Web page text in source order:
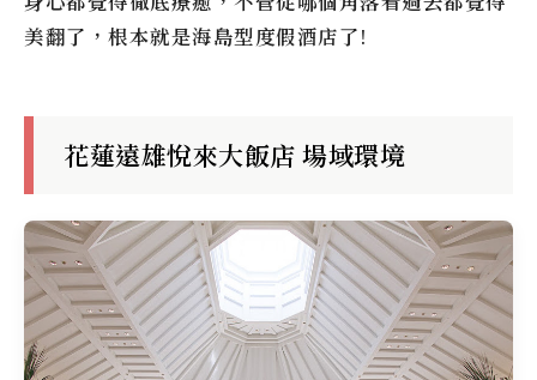
美翻了，根本就是海島型度假酒店了!
花蓮遠雄悅來大飯店 場域環境